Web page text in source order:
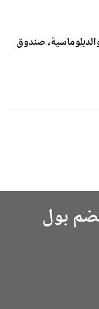
صندوق
بول